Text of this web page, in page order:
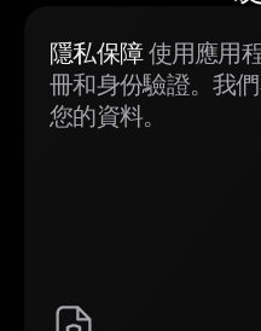
隱私保障使用應用
冊和身份驗證。我
您的資料。